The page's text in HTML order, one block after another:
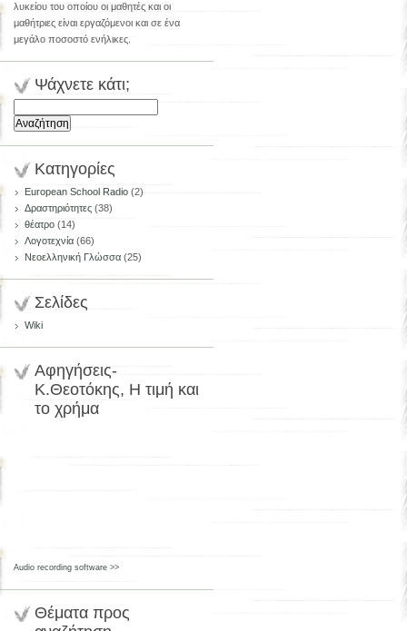
λυκείου του οποίου οι μαθητές και οι
μαθήτριες είναι εργαζόμενοι και σε ένα
μεγάλο ποσοστό ενήλικες.
Ψάχνετε κάτι;
για:
Κατηγορίες
European School Radio (2)
Δραστηριότητες (38)
θέατρο (14)
Λογοτεχνία (66)
Νεοελληνική Γλώσσα (25)
Σελίδες
Wiki
Αφηγήσεις-
Κ.Θεοτόκης, Η τιμή και
το χρήμα
Audio recording software >>
Θέματα προς